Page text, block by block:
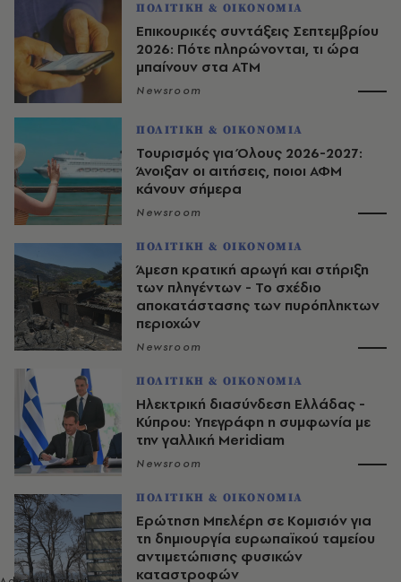
ΠΟΛΙΤΙΚΗ & ΟΙΚΟΝΟΜΙΑ
Επικουρικές συντάξεις Σεπτεμβρίου
2026: Πότε πληρώνονται, τι ώρα
μπαίνουν στα ΑΤΜ
Newsroom
ΠΟΛΙΤΙΚΗ & ΟΙΚΟΝΟΜΙΑ
Τουρισμός για Όλους 2026-2027:
Άνοιξαν οι αιτήσεις, ποιοι ΑΦΜ
κάνουν σήμερα
Newsroom
ΠΟΛΙΤΙΚΗ & ΟΙΚΟΝΟΜΙΑ
Άμεση κρατική αρωγή και στήριξη
των πληγέντων - Το σχέδιο
αποκατάστασης των πυρόπληκτων
περιοχών
Newsroom
ΠΟΛΙΤΙΚΗ & ΟΙΚΟΝΟΜΙΑ
Ηλεκτρική διασύνδεση Ελλάδας -
Κύπρου: Υπεγράφη η συμφωνία με
την γαλλική Meridiam
Newsroom
ΠΟΛΙΤΙΚΗ & ΟΙΚΟΝΟΜΙΑ
Ερώτηση Μπελέρη σε Κομισιόν για
τη δημιουργία ευρωπαϊκού ταμείου
αντιμετώπισης φυσικών
καταστροφών